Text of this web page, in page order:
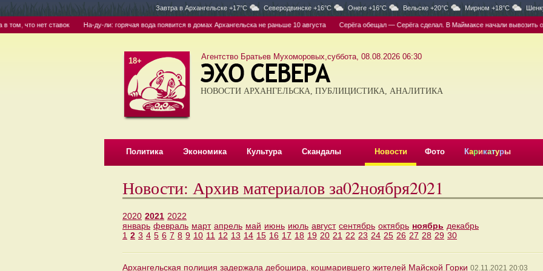
Завтра в Архангельске +17°C Северодвинске +16°C Онеге +16°C Вельске +20°C Мирном +18°C
нет ставок На-ду-ли: горячая вода появится в домах Архангельска не раньше 10 августа Серёга обещал — Серёга сделал. В Маймаксе начали вывозить
18+ Агентство Братьев Мухоморовых,суббота, 08.08.2026 06:30
НОВОСТИ АРХАНГЕЛЬСКА, ПУБЛИЦИСТИКА, АНАЛИТИКА
Политика Экономика Культура Скандалы Новости Фото Карикатуры
Новости: Архив материалов за02ноября2021
2020 2021 2022
январь февраль март апрель май июнь июль август сентябрь октябрь ноябрь декабрь
1 2 3 4 5 6 7 8 9 10 11 12 13 14 15 16 17 18 19 20 21 22 23 24 25 26 27 28 29 30
Архангельская полиция задержала дебошира, кошмарившего жителей Майской Горки 02.11.2021 20:03